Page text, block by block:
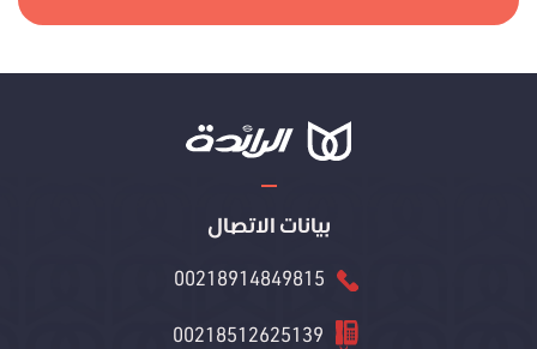
بيانات الاتصال
00218914849815
00218512625139